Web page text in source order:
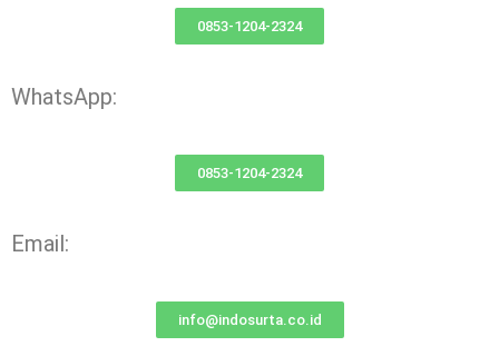
0853-1204-2324
WhatsApp:
0853-1204-2324
Email:
info@indosurta.co.id